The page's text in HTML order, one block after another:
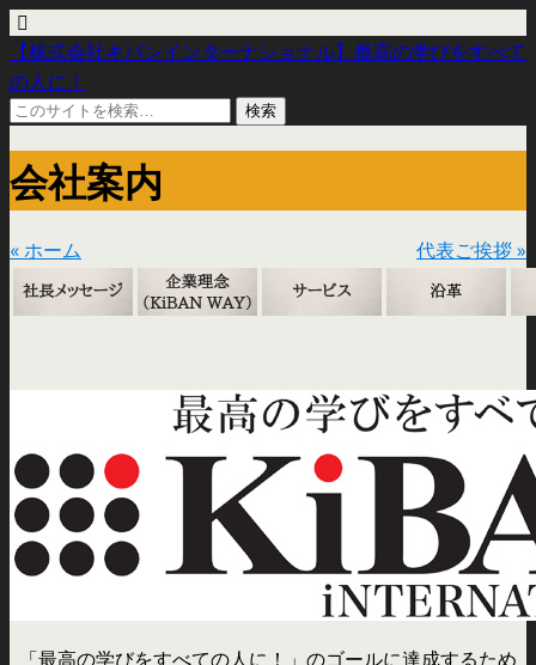
【株式会社キバンインターナショナル】最高の学びをすべて
の人に！
会社案内
« ホーム 代表ご挨拶 »
「最高の学びをすべての人に！」のゴールに達成するため